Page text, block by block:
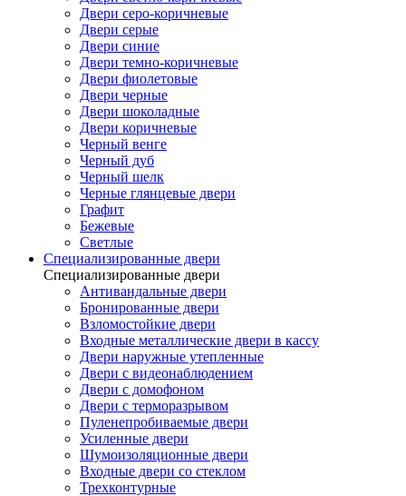
Двери серо-коричневые
Двери серые
Двери синие
Двери темно-коричневые
Двери фиолетовые
Двери черные
Двери шоколадные
Двери коричневые
Черный венге
Черный дуб
Черный шелк
Черные глянцевые двери
Графит
Бежевые
Светлые
Специализированные двери
Специализированные двери
Антивандальные двери
Бронированные двери
Взломостойкие двери
Входные металлические двери в кассу
Двери наружные утепленные
Двери с видеонаблюдением
Двери с домофоном
Двери с терморазрывом
Пуленепробиваемые двери
Усиленные двери
Шумоизоляционные двери
Входные двери со стеклом
Трехконтурные